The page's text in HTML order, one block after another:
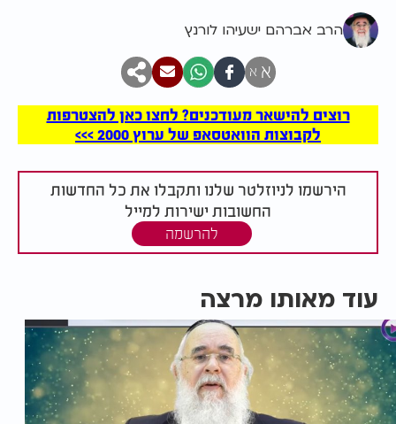
הרב אברהם ישעיהו לורנץ
א א
רוצים להישאר מעודכנים? לחצו כאן להצטרפות
לקבוצות הוואטסאפ של ערוץ 2000 >>>
הירשמו לניוזלטר שלנו ותקבלו את כל החדשות
החשובות ישירות למייל
להרשמה
עוד מאותו מרצה